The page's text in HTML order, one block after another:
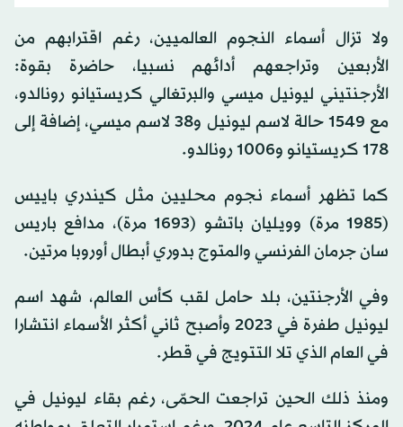
ولا تزال أسماء النجوم العالميين، رغم اقترابهم من
الأربعين وتراجعهم أدائهم نسبيا، حاضرة بقوة:
الأرجنتيني ليونيل ميسي والبرتغالي كريستيانو رونالدو،
مع 1549 حالة لاسم ليونيل و38 لاسم ميسي، إضافة إلى
178 كريستيانو و1006 رونالدو.
كما تظهر أسماء نجوم محليين مثل كيندري باييس
(1985 مرة) وويليان باتشو (1693 مرة)، مدافع باريس
سان جرمان الفرنسي والمتوج بدوري أبطال أوروبا مرتين.
وفي الأرجنتين، بلد حامل لقب كأس العالم، شهد اسم
ليونيل طفرة في 2023 وأصبح ثاني أكثر الأسماء انتشارا
في العام الذي تلا التتويج في قطر.
ومنذ ذلك الحين تراجعت الحمّى، رغم بقاء ليونيل في